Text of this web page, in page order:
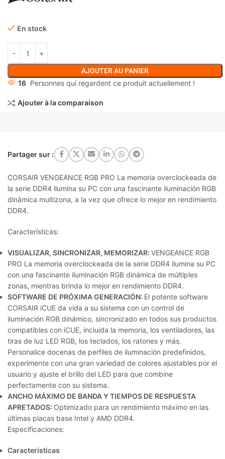
En stock
AJOUTER AU PANIER
16 Personnes qui regardent ce produit actuellement !
Ajouter à la comparaison
Partager sur :
CORSAIR VENGEANCE RGB PRO La memoria overclockeada de
la serie DDR4 ilumina su PC con una fascinante iluminación RGB
dinámica multizona, a la vez que ofrece lo mejor en rendimiento
DDR4.
Características:
VISUALIZAR, SINCRONIZAR, MEMORIZAR: VENGEANCE RGB
PRO La memoria overclockeada de la serie DDR4 ilumina su PC
con una fascinante iluminación RGB dinámica de múltiples
zonas, mientras brinda lo mejor en rendimiento DDR4.
SOFTWARE DE PRÓXIMA GENERACIÓN: El potente software
CORSAIR iCUE da vida a su sistema con un control de
iluminación RGB dinámico, sincronizado en todos sus productos
compatibles con iCUE, incluida la memoria, los ventiladores, las
tiras de luz LED RGB, los teclados, los ratones y más.
Personalice docenas de perfiles de iluminación predefinidos,
experimente con una gran variedad de colores ajustables por el
usuario y ajuste el brillo del LED para que combine
perfectamente con su sistema.
ANCHO MÁXIMO DE BANDA Y TIEMPOS DE RESPUESTA
APRETADOS: Optimizado para un rendimiento máximo en las
últimas placas base Intel y AMD DDR4.
Especificaciones:
Características